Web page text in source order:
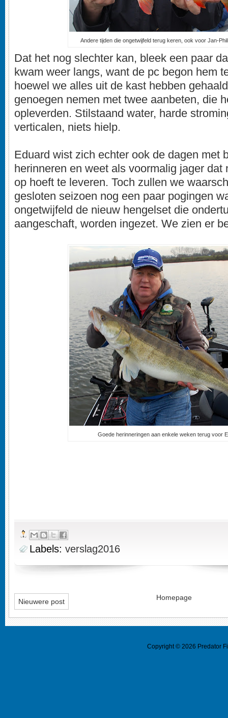
Andere tijden die ongetwijfeld terug keren, ook voor Jan-
Dat het nog slechter kan, bleek een paar
kwam weer langs, want de pc begon hem
hoewel we alles uit de kast hebben
genoegen nemen met twee aanbeten, die
opleverden. Stilstaand water, harde
verticalen, niets hielp.
Eduard wist zich echter ook de dagen met
herinneren en weet als voormalig jager dat
op hoeft te leveren. Toch zullen we
gesloten seizoen nog een paar pogingen
ongetwijfeld de nieuw hengelset die
aangeschaft, worden ingezet. We zien er
Goede herinneringen aan enkele weken terug voor
Labels: verslag2016
Nieuwere post Homepage
Copyright © 2026 Predator